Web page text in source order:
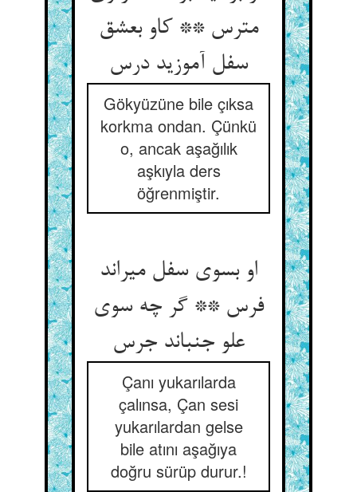
مترس ** کاو بعشق
سفل آموزید درس‏
Gökyüzüne bile çıksa
korkma ondan. Çünkü
o, ancak aşağılık
aşkıyla ders
öğrenmiştir.
او بسوی سفل می‏راند
فرس ** گر چه سوی
علو جنباند جرس‏
Çanı yukarılarda
çalınsa, Çan sesi
yukarılardan gelse
bile atını aşağıya
doğru sürüp durur.!